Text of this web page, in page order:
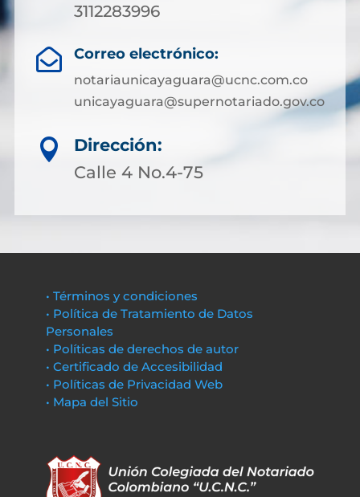
3112283996
 Correo electrónico:
notariaunicayaguara@ucnc.com.co
unicayaguara@supernotariado.gov.co

Dirección:
Calle 4 No.4-75
• Términos y condiciones
• Política de Tratamiento de Datos
Personales
• Políticas de derechos de autor
• Certificado de Accesibilidad
• Políticas de Privacidad Web
• Mapa del Sitio